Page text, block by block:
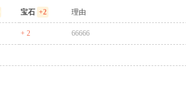
宝石 +2 理由
+ 2 66666